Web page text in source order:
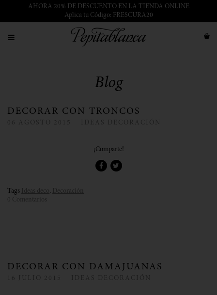
AHORA 20% DE DESCUENTO EN LA TIENDA ONLINE
Aplica tu Código: FRESCURA20
Blog
DECORAR CON TRONCOS
06 AGOSTO 2015 IDEAS DECORACIÓN
¡Comparte!
Tags Ideas deco , Decoración
0 Comentarios
DECORAR CON DAMAJUANAS
16 JULIO 2015 IDEAS DECORACIÓN